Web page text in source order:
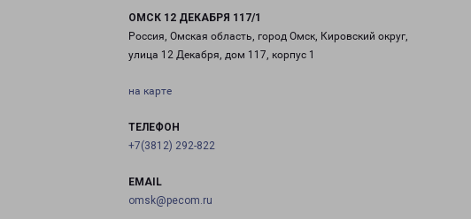
ОМСК 12 ДЕКАБРЯ 117/1
Россия, Омская область, город Омск, Кировский округ,
улица 12 Декабря, дом 117, корпус 1
на карте
ТЕЛЕФОН
+7(3812) 292-822
EMAIL
omsk@pecom.ru